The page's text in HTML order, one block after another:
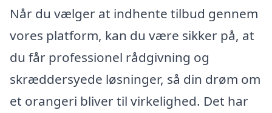
Når du vælger at indhente tilbud gennem
vores platform, kan du være sikker på, at
du får professionel rådgivning og
skræddersyede løsninger, så din drøm om
et orangeri bliver til virkelighed. Det har